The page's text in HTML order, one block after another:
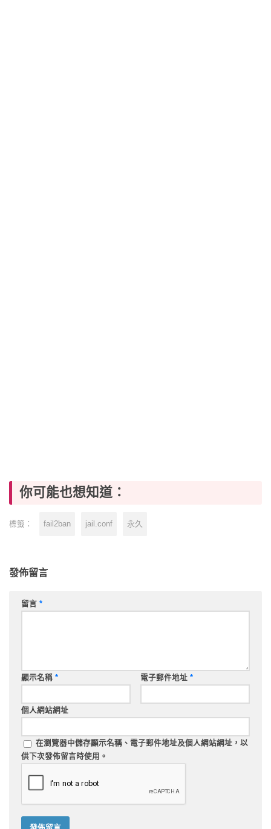
你可能也想知道：
標籤： fail2ban jail.conf 永久
發佈留言
留言 *
顯示名稱 * 電子郵件地址 *
個人網站網址
在瀏覽器中儲存顯示名稱、電子郵件地址及個人網站網址，以
供下次發佈留言時使用。